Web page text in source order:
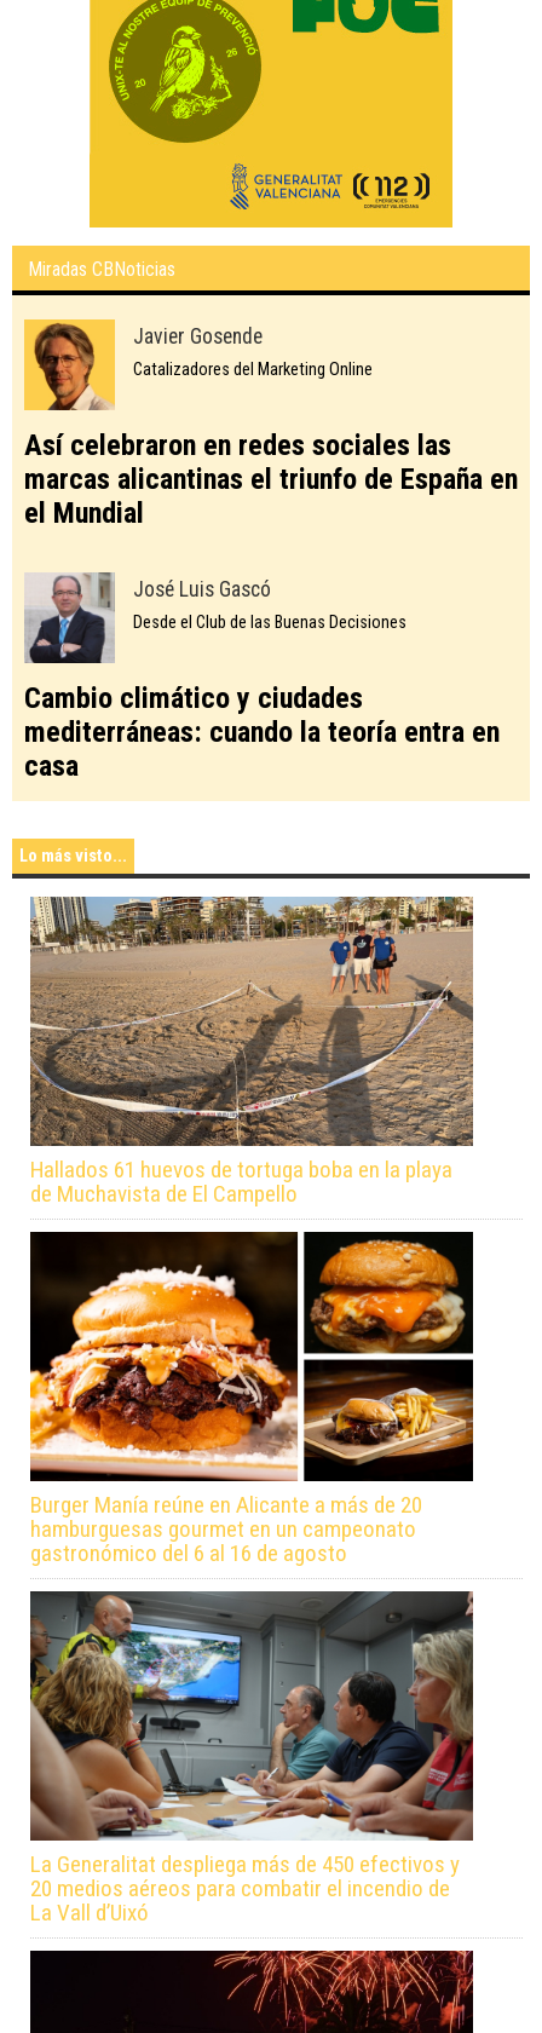
Miradas CBNoticias
Javier Gosende
Catalizadores del Marketing Online
Así celebraron en redes sociales las
marcas alicantinas el triunfo de España en
el Mundial
José Luis Gascó
Desde el Club de las Buenas Decisiones
Cambio climático y ciudades
mediterráneas: cuando la teoría entra en
casa
Lo más visto...
Hallados 61 huevos de tortuga boba en la playa
de Muchavista de El Campello
Burger Manía reúne en Alicante a más de 20
hamburguesas gourmet en un campeonato
gastronómico del 6 al 16 de agosto
La Generalitat despliega más de 450 efectivos y
20 medios aéreos para combatir el incendio de
La Vall d’Uixó